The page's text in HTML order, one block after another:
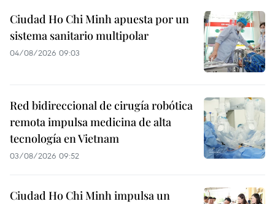
Ciudad Ho Chi Minh apuesta por un
sistema sanitario multipolar
04/08/2026 09:03
Red bidireccional de cirugía robótica
remota impulsa medicina de alta
tecnología en Vietnam
03/08/2026 09:52
Ciudad Ho Chi Minh impulsa un